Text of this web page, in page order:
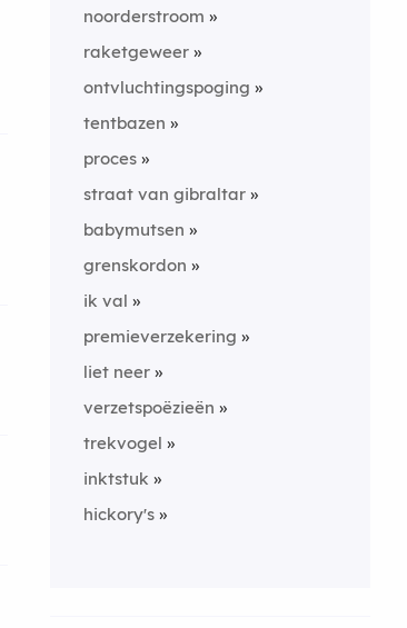
noorderstroom
raketgeweer
ontvluchtingspoging
tentbazen
proces
straat van gibraltar
babymutsen
grenskordon
ik val
premieverzekering
liet neer
verzetspoëzieën
trekvogel
inktstuk
hickory's